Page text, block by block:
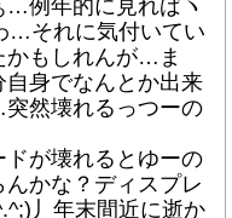
…例年的に見ればヽ
…それに気付いてい
かもしれんが…ま
自身でなんとか出来
然壊れるっつーの
が壊れるとゆーの
かな？ディスプレ
丿年末間近に逝か